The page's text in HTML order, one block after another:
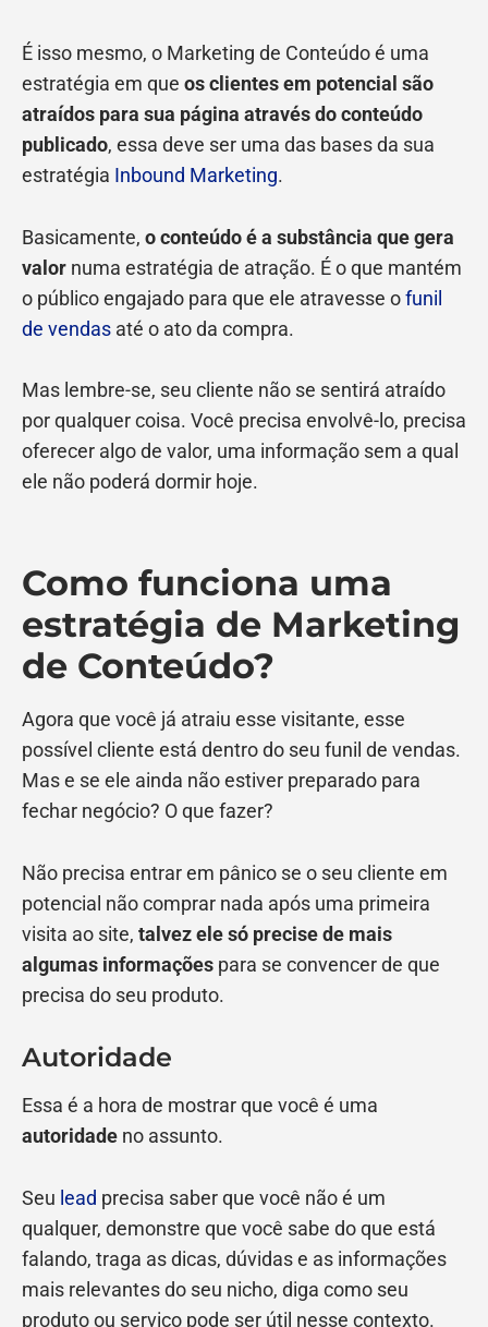
É isso mesmo, o Marketing de Conteúdo é uma
estratégia em que os clientes em potencial são
atraídos para sua página através do conteúdo
publicado, essa deve ser uma das bases da sua
estratégia Inbound Marketing.
Basicamente, o conteúdo é a substância que gera
valor numa estratégia de atração. É o que mantém
o público engajado para que ele atravesse ofunil
de vendas até o ato da compra.
Mas lembre-se, seu cliente não se sentirá atraído
por qualquer coisa. Você precisa envolvê-lo, precisa
oferecer algo de valor, uma informação sem a qual
ele não poderá dormir hoje.
Como funciona uma
estratégia de Marketing
de Conteúdo?
Agora que você já atraiu esse visitante, esse
possível cliente está dentro do seu funil de vendas.
Mas e se ele ainda não estiver preparado para
fechar negócio? O que fazer?
Não precisa entrar em pânico se o seu cliente em
potencial não comprar nada após uma primeira
visita ao site, talvez ele só precise de mais
algumas informações para se convencer de que
precisa do seu produto.
Autoridade
Essa é a hora de mostrar que você é uma
autoridade no assunto.
Seu lead precisa saber que você não é um
qualquer, demonstre que você sabe do que está
falando, traga as dicas, dúvidas e as informações
mais relevantes do seu nicho, diga como seu
produto ou serviço pode ser útil nesse contexto.